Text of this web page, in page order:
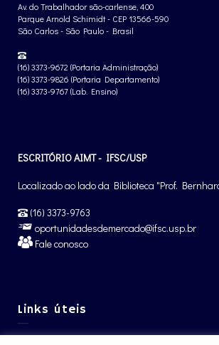
Av. do Trabalhador são-carlense, 400
Parque Arnold Schimidt - CEP 13566-590
São Carlos - São Paulo - Brasil
(16) 3373-9672 (Portaria Administração)
(16) 3373-9826 (Portaria Departamento)
(16) 3373-9767 (Lab. Ensino)
ESCRITÓRIO AIMT - IFSC/USP
Localizado ao lado da Biblioteca "Prof.
(16) 3373-9763
oportunidadesdemercado@ifsc.usp.br
Fale conosco
Links úteis